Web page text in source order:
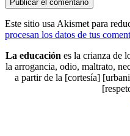
Este sitio usa Akismet para
procesan los datos de tus
La educaciónes la crianza de
la arrogancia, odio, maltrato,
a partir de la [cortesía]